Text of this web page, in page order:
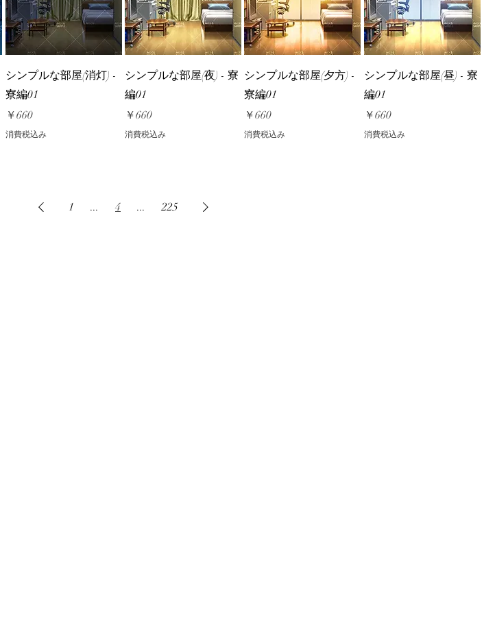
シンプルな部屋(消灯) -
寮編01
価格
￥660
消費税込み
シンプルな部屋(夜) - 寮
編01
価格
￥660
消費税込み
シンプルな部屋(夕方) -
寮編01
価格
￥660
消費税込み
シンプルな部屋(昼) - 寮
編01
価格
￥660
消費税込み
1 ... 4 ... 225